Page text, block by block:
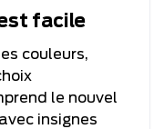
facile
couleurs,
le nouvel
insignes